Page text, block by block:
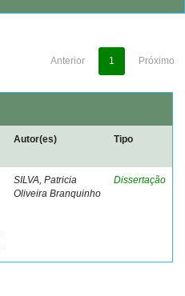
Anterior 1 Próximo
Autor(es) Tipo
SILVA, Patricia
Oliveira Branquinho
Dissertação